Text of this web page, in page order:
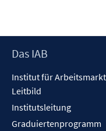
Footer
Das IAB
Institut für
Leitbild
Institutsleitung
Graduiertenprogramm